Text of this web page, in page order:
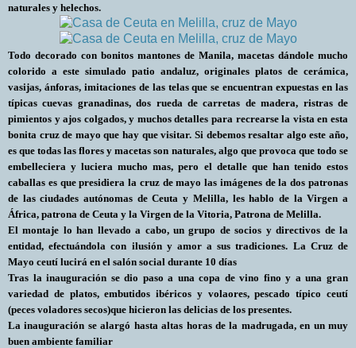
naturales y helechos.
Todo decorado con bonitos mantones de Manila, macetas dándole mucho
colorido a este simulado patio andaluz, originales platos de cerámica,
vasijas, ánforas, imitaciones de las telas que se encuentran expuestas en las
típicas cuevas granadinas, dos rueda de carretas de madera, ristras de
pimientos y ajos colgados, y muchos detalles para recrearse la vista en esta
bonita cruz de mayo que hay que visitar. Si debemos resaltar algo este año,
es que todas las flores y macetas son naturales, algo que provoca que todo se
embelleciera y luciera mucho mas, pero el detalle que han tenido estos
caballas es que presidiera la cruz de mayo las imágenes de la dos patronas
de las ciudades autónomas de Ceuta y Melilla, les hablo de la Virgen a
África, patrona de Ceuta y la Virgen de la Vitoria, Patrona de Melilla.
El montaje lo han llevado a cabo, un grupo de socios y directivos de la
entidad, efectuándola con ilusión y amor a sus tradiciones. La Cruz de
Mayo ceutí lucirá en el salón social durante 10 días
Tras la inauguración se dio paso a una copa de vino fino y a una gran
variedad de platos, embutidos ibéricos y volaores, pescado típico ceutí
(peces voladores secos)que hicieron las delicias de los presentes.
La inauguración se alargó hasta altas horas de la madrugada, en un muy
buen ambiente familiar